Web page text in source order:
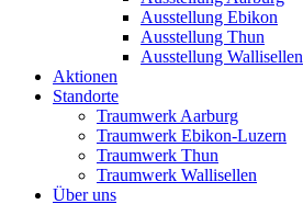
Ausstellung Ebikon
Ausstellung Thun
Ausstellung Wallisellen
Aktionen
Standorte
Traumwerk Aarburg
Traumwerk Ebikon-Luzern
Traumwerk Thun
Traumwerk Wallisellen
Über uns